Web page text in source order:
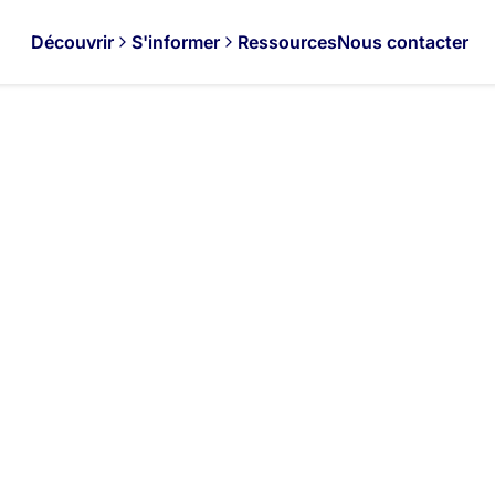
Découvrir S'informer RessourcesNous contacter